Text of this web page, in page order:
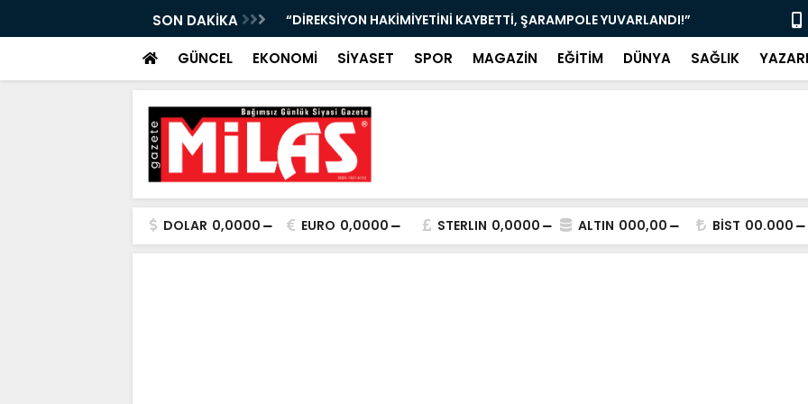
SON DAKİKA
KAYBETTİ, ŞARAMPOLE YUVARLANDI!” “13 İLÇEDE DEV YATIRIM: BÜYÜKŞEHİR’DEN GÖVDE GÖSTERİSİ!”
GÜNCEL EKONOMİ SİYASET SPOR MAGAZİN EĞİTİM DÜNYA SAĞLIK
DOLAR 0,0000 EURO 0,0000 STERLIN 0,0000 ALTIN 000,00 BİST 00.000